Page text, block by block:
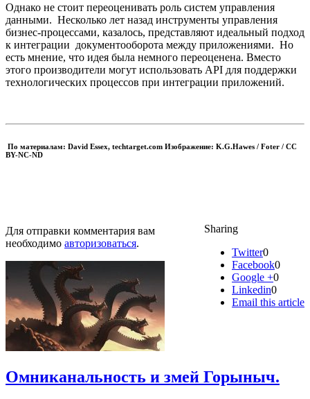
Однако не стоит переоценивать роль систем управления
данными. Несколько лет назад инструменты управления
бизнес-процессами, казалось, представляют идеальный подход
к интеграции документооборота между приложениями. Но
есть мнение, что идея была немного переоценена. Вместо
этого производители могут использовать API для поддержки
технологических процессов при интеграции приложений.
По материалам: David Essex, techtarget.com Изображение: K.G.Hawes / Foter / CC
BY-NC-ND
Sharing
Twitter0
Facebook0
Google +0
Linkedin0
Email this article
Для отправки комментария вам
необходимо авторизоваться.
Омниканальность и змей Горыныч.